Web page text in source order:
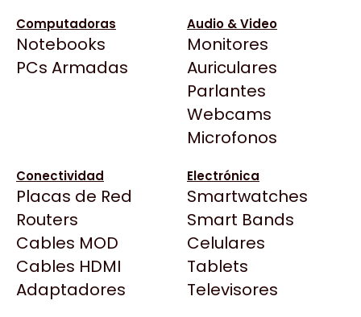
Computadoras
Notebooks
PCs Armadas
Audio & Video
Monitores
Auriculares
Parlantes
Webcams
Microfonos
Conectividad
Placas de Red
Routers
Cables MOD
Cables HDMI
Adaptadores
Electrónica
Smartwatches
Smart Bands
Celulares
Tablets
Televisores
BenQ
CX
Cooler Master
Deepcool
Dell
EVGA
Gamemax
Genesis
Genius
Todas las Tiendas
Click Gaming
Compufan Store
Dinobyte
Full H4rd
Gaming City
Gezatek
$240.725
Ver producto en la página de Gaming Point